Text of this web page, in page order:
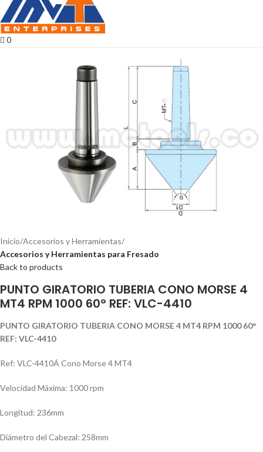
0
Inicio Accesorios y Herramientas
Accesorios y Herramientas para Fresado
Back to products
PUNTO GIRATORIO TUBERIA CONO MORSE 4
MT4 RPM 1000 60° REF: VLC-4410
PUNTO GIRATORIO TUBERIA CONO MORSE 4 MT4 RPM 1000 60°
REF: VLC-4410
Ref: VLC-4410Á Cono Morse 4 MT4
Velocidad Máxima: 1000 rpm
Longitud: 236mm
Diámetro del Cabezal: 258mm